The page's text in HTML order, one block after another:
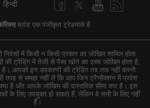
हिन्दी
ब्रांड एक पंजीकृत ट्रेडमार्क है
में किसी न किसी प्रकार का जोखिम शामिल होता
की ट्रेडिंग में तेजी से पैसा खोने का उच्च जोखिम होता है,
है। आपको इन उपकरणों की ट्रेडिंग तब तक नहीं करनी
तरह से समझ नहीं लें कि आप जिन ट्रैन्सैक्शन में प्रवेश
है और आपके जोखिम की वास्तविक सीमा क्या है। इस
के लिए उपयुक्त हो सकते हैं, लेकिन वे सभी के लिए नहीं
हैं।